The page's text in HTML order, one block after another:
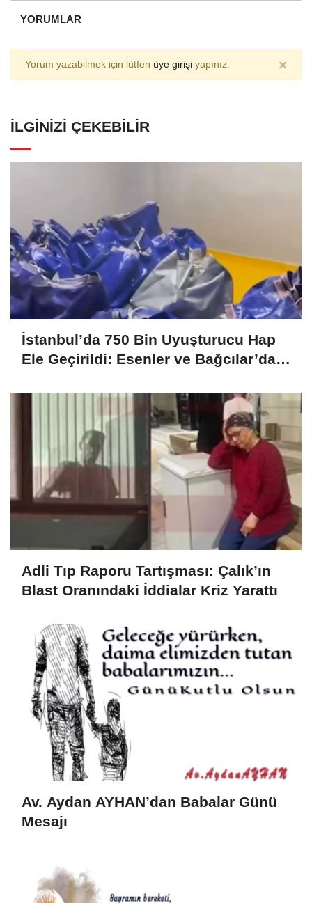
YORUMLAR
Yorum yazabilmek için lütfen üye girişi yapınız. ×
İLGINIZI ÇEKEBILIR
İstanbul’da 750 Bin Uyuşturucu Hap
Ele Geçirildi: Esenler ve Bağcılar’da
Adli Tıp Raporu Tartışması: Çalık’ın
Blast Oranındaki İddialar Kriz Yarattı
Av. Aydan AYHAN’dan Babalar Günü
Mesajı